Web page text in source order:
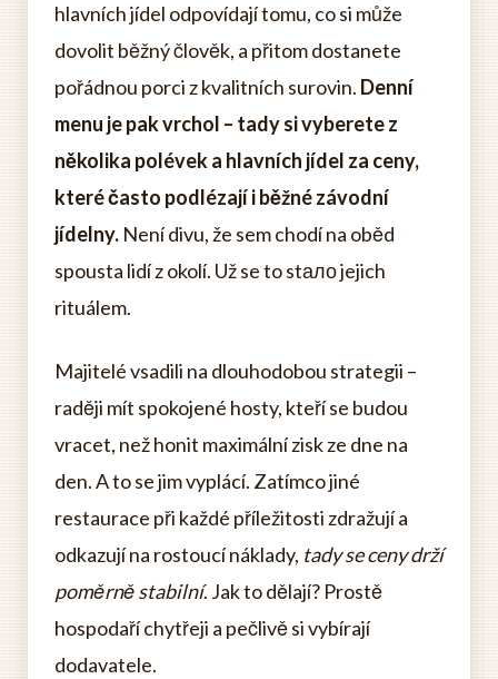
hlavních jídel odpovídají tomu, co si může
dovolit běžný člověk, a přitom dostanete
pořádnou porci z kvalitních surovin. Denní
menu je pak vrchol – tady si vyberete z
několika polévek a hlavních jídel za ceny,
které často podlézají i běžné závodní
jídelny. Není divu, že sem chodí na oběd
spousta lidí z okolí. Už se to stало jejich
rituálem.
Majitelé vsadili na dlouhodobou strategii –
raději mít spokojené hosty, kteří se budou
vracet, než honit maximální zisk ze dne na
den. A to se jim vyplácí. Zatímco jiné
restaurace při každé příležitosti zdražují a
odkazují na rostoucí náklady, tady se ceny drží
poměrně stabilní. Jak to dělají? Prostě
hospodaří chytřeji a pečlivě si vybírají
dodavatele.